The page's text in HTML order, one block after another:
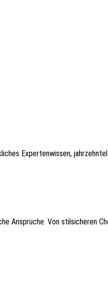
Expertenwissen,
Ansprüche. Von stilsicheren